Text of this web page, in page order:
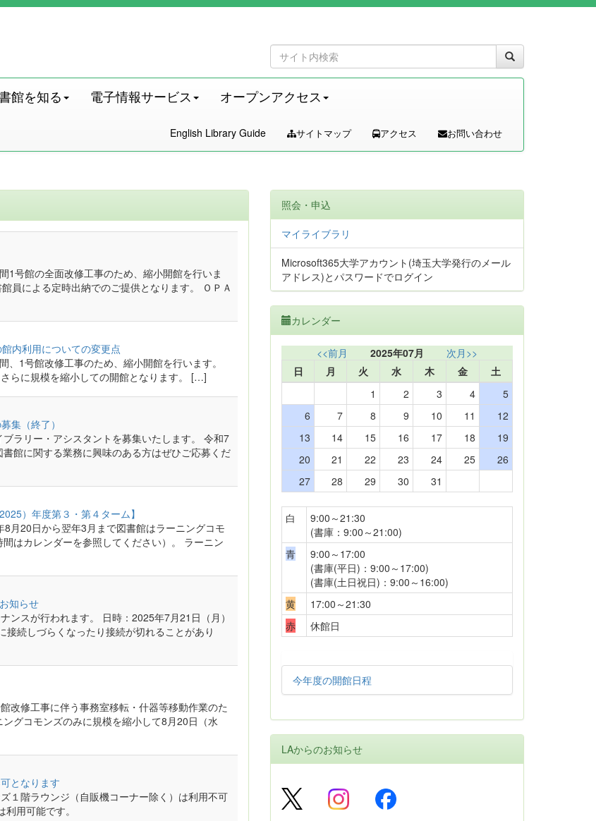
館を知る 電子情報サービス オープンアクセス
English Library Guide サイトマップ アクセス お問い合わせ
号館の全面改修工事のため、縮小開館を行いま
員による定時出納でのご提供となります。 ＯＰＡ
内利用についての変更点
1号館改修工事のため、縮小開館を行います。
らに規模を縮小しての開館となります。 […]
集（終了）
ラリー・アシスタントを募集いたします。 令和7
館に関する業務に興味のある方はぜひご応募くだ
）年度第３・第４ターム】
月20日から翌年3月まで図書館はラーニングコモ
はカレンダーを参照してください）。 ラーニン
知らせ
スが行われます。 日時：2025年7月21日（月）
続しづらくなったり接続が切れることがあり
改修工事に伴う事務室移転・什器等移動作業のた
グコモンズのみに規模を縮小して8月20日（水
となります
１階ラウンジ（自販機コーナー除く）は利用不可
用可能です。
照会・申込
マイライブラリ
Microsoft365大学アカウント(埼玉大学発行のメール
アドレス)とパスワードでログイン
カレンダー
<<前月 2025年07月
次月>>
日
月 火 水 木 金
土
1
2 3 4
5
6
7 8 9 10 11
12
13
14 15 16 17 18
19
20
21 22 23 24 25
26
27
28 29 30 31
白
9:00～21:30
(書庫：9:00～21:00)
青
9:00～17:00
(書庫(平日)：9:00～17:00)
(書庫(土日祝日)：9:00～16:00)
黄
17:00～21:30
赤
休館日
今年度の開館日程
LAからのお知らせ